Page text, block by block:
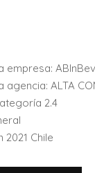
empresa: ABInBev
ALTA
2.4
2021 Chile